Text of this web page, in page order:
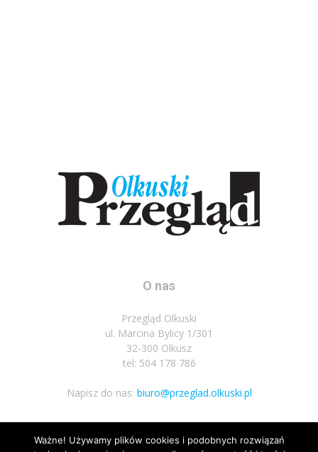
O nas
Przegląd Olkuski
ul. Marcina Bylicy 1/301
32-300 Olkusz
tel: 504 178 786
Napisz do nas: biuro@przeglad.olkuski.pl
Podążaj za nami
Ważne! Używamy plików cookies i podobnych rozwiązań